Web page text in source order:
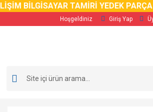
BİLGİSAYAR TAMİRİ YEDEK
Hoşgeldiniz Giriş Yap